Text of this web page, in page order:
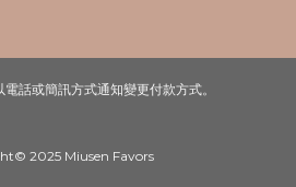
話或簡訊方式通知變更付款方式。
2025 Miusen Favors